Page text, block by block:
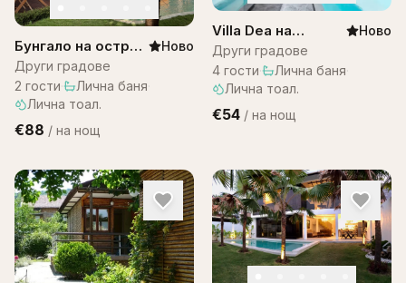
Бунгало на остров
Бали в комплекс
Bali Lagoon
Ново
Други градове
2 гости· Лична баня·
Лична тоал.
€88 / на нощ
Villa Dea на
Остров Бали
Ново
Други градове
4 гости· Лична баня·
Лична тоал.
€54 / на нощ